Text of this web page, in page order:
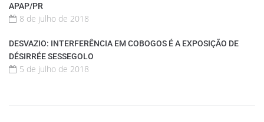
APAP/PR
8 de julho de 2018
DESVAZIO: INTERFERÊNCIA EM COBOGOS É A EXPOSIÇÃO DE
DÉSIRRÉE SESSEGOLO
5 de julho de 2018